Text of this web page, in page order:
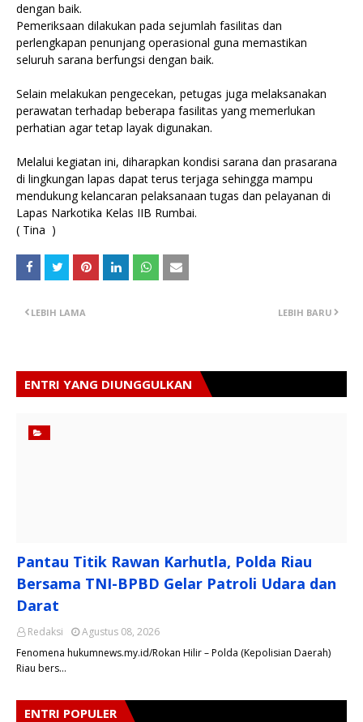
dengan baik.
Pemeriksaan dilakukan pada sejumlah fasilitas dan
perlengkapan penunjang operasional guna memastikan
seluruh sarana berfungsi dengan baik.
Selain melakukan pengecekan, petugas juga melaksanakan
perawatan terhadap beberapa fasilitas yang memerlukan
perhatian agar tetap layak digunakan.
Melalui kegiatan ini, diharapkan kondisi sarana dan prasarana
di lingkungan lapas dapat terus terjaga sehingga mampu
mendukung kelancaran pelaksanaan tugas dan pelayanan di
Lapas Narkotika Kelas IIB Rumbai.
( Tina )
LEBIH BARU
LEBIH LAMA
ENTRI YANG DIUNGGULKAN
Pantau Titik Rawan Karhutla, Polda Riau
Bersama TNI-BPBD Gelar Patroli Udara dan
Darat
Redaksi
Agustus 08, 2026
Fenomena hukumnews.my.id/Rokan Hilir – Polda (Kepolisian Daerah)
Riau bers…
ENTRI POPULER